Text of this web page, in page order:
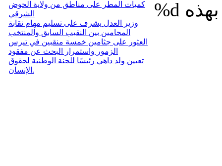
كميات المطر على مناطق من ولاية الحوض
الشرقي
وزير العدل يشرف على تسليم مهام نقابة
المحامين بين النقيب السابق والمنتخب
العثور على جثامين خمسة منقبين في تيرس
الزمور واستمرار البحث عن مفقود
تعيين ولد داهي رئيسًا للجنة الوطنية لحقوق
الإنسان.
%d